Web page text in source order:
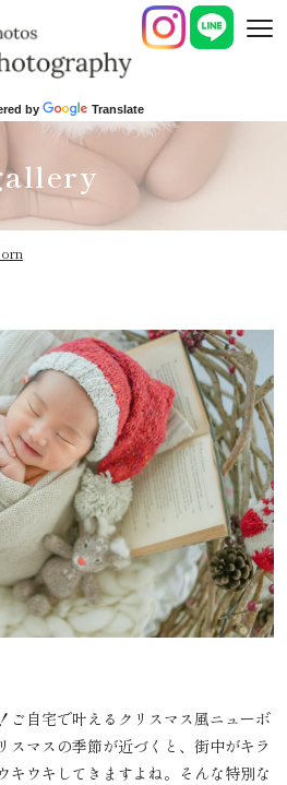
by Translate
ご自宅で叶えるクリスマス風ニューボ
スマスの季節が近づくと、街中がキラ
キウキしてきますよね。そんな特別な